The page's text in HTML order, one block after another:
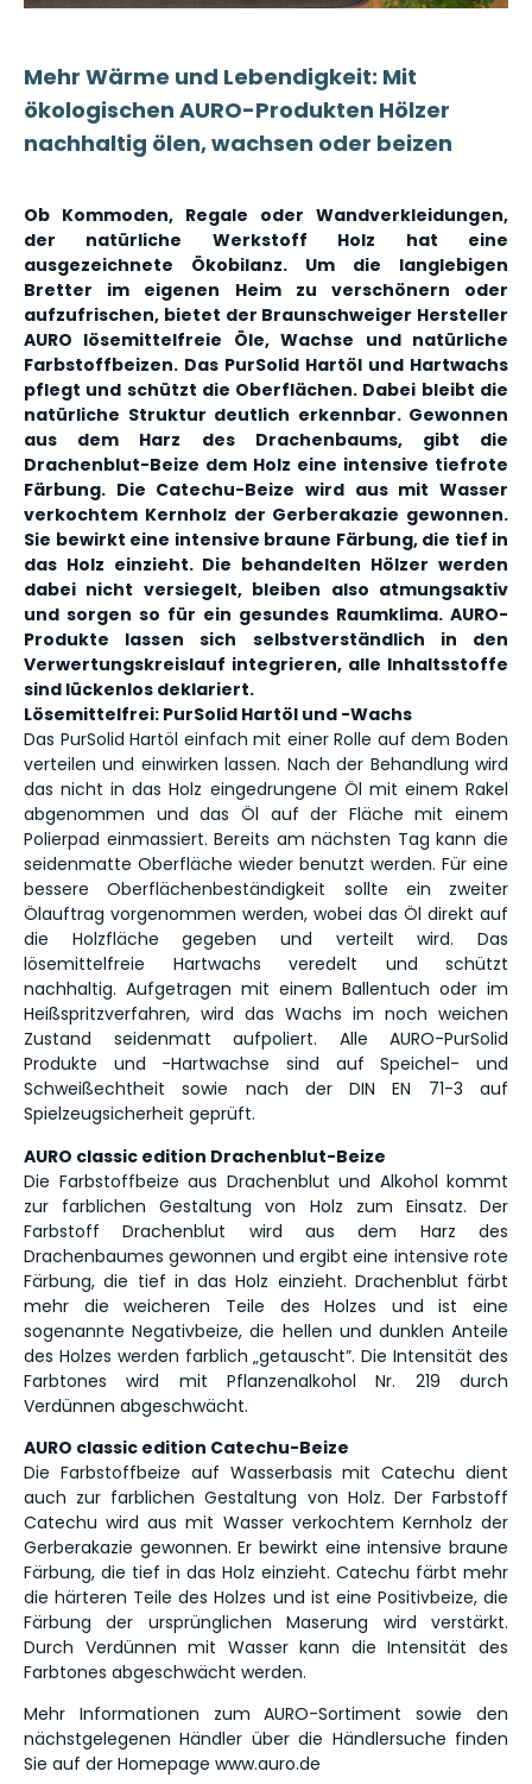
Mehr Wärme und Lebendigkeit: Mit
ökologischen AURO-Produkten Hölzer
nachhaltig ölen, wachsen oder beizen
Ob Kommoden, Regale oder Wandverkleidungen,
der natürliche Werkstoff Holz hat eine
ausgezeichnete Ökobilanz. Um die langlebigen
Bretter im eigenen Heim zu verschönern oder
aufzufrischen, bietet der Braunschweiger Hersteller
AURO lösemittelfreie Öle, Wachse und natürliche
Farbstoffbeizen. Das PurSolid Hartöl und Hartwachs
pflegt und schützt die Oberflächen. Dabei bleibt die
natürliche Struktur deutlich erkennbar. Gewonnen
aus dem Harz des Drachenbaums, gibt die
Drachenblut-Beize dem Holz eine intensive tiefrote
Färbung. Die Catechu-Beize wird aus mit Wasser
verkochtem Kernholz der Gerberakazie gewonnen.
Sie bewirkt eine intensive braune Färbung, die tief in
das Holz einzieht. Die behandelten Hölzer werden
dabei nicht versiegelt, bleiben also atmungsaktiv
und sorgen so für ein gesundes Raumklima. AURO-
Produkte lassen sich selbstverständlich in den
Verwertungskreislauf integrieren, alle Inhaltsstoffe
sind lückenlos deklariert.
Lösemittelfrei: PurSolid Hartöl und -Wachs
Das PurSolid Hartöl einfach mit einer Rolle auf dem Boden
verteilen und einwirken lassen. Nach der Behandlung wird
das nicht in das Holz eingedrungene Öl mit einem Rakel
abgenommen und das Öl auf der Fläche mit einem
Polierpad einmassiert. Bereits am nächsten Tag kann die
seidenmatte Oberfläche wieder benutzt werden. Für eine
bessere Oberflächenbeständigkeit sollte ein zweiter
Ölauftrag vorgenommen werden, wobei das Öl direkt auf
die Holzfläche gegeben und verteilt wird. Das
lösemittelfreie Hartwachs veredelt und schützt
nachhaltig. Aufgetragen mit einem Ballentuch oder im
Heißspritzverfahren, wird das Wachs im noch weichen
Zustand seidenmatt aufpoliert. Alle AURO-PurSolid
Produkte und -Hartwachse sind auf Speichel- und
Schweißechtheit sowie nach der DIN EN 71-3 auf
Spielzeugsicherheit geprüft.
AURO classic edition Drachenblut-Beize
Die Farbstoffbeize aus Drachenblut und Alkohol kommt
zur farblichen Gestaltung von Holz zum Einsatz. Der
Farbstoff Drachenblut wird aus dem Harz des
Drachenbaumes gewonnen und ergibt eine intensive rote
Färbung, die tief in das Holz einzieht. Drachenblut färbt
mehr die weicheren Teile des Holzes und ist eine
sogenannte Negativbeize, die hellen und dunklen Anteile
des Holzes werden farblich „getauscht”. Die Intensität des
Farbtones wird mit Pflanzenalkohol Nr. 219 durch
Verdünnen abgeschwächt.
AURO classic edition Catechu-Beize
Die Farbstoffbeize auf Wasserbasis mit Catechu dient
auch zur farblichen Gestaltung von Holz. Der Farbstoff
Catechu wird aus mit Wasser verkochtem Kernholz der
Gerberakazie gewonnen. Er bewirkt eine intensive braune
Färbung, die tief in das Holz einzieht. Catechu färbt mehr
die härteren Teile des Holzes und ist eine Positivbeize, die
Färbung der ursprünglichen Maserung wird verstärkt.
Durch Verdünnen mit Wasser kann die Intensität des
Farbtones abgeschwächt werden.
Mehr Informationen zum AURO-Sortiment sowie den
nächstgelegenen Händler über die Händlersuche finden
Sie auf der Homepage www.auro.de